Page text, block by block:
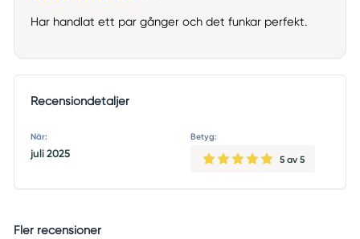
Har handlat ett par gånger och det funkar perfekt.
Recensiondetaljer
När:
juli 2025
Betyg:
5 av 5
Fler recensioner